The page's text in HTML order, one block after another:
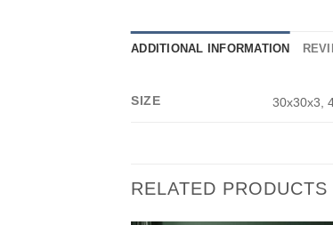
ADDITIONAL INFORMATION
SIZE 30x30x3,
RELATED PRODUCTS